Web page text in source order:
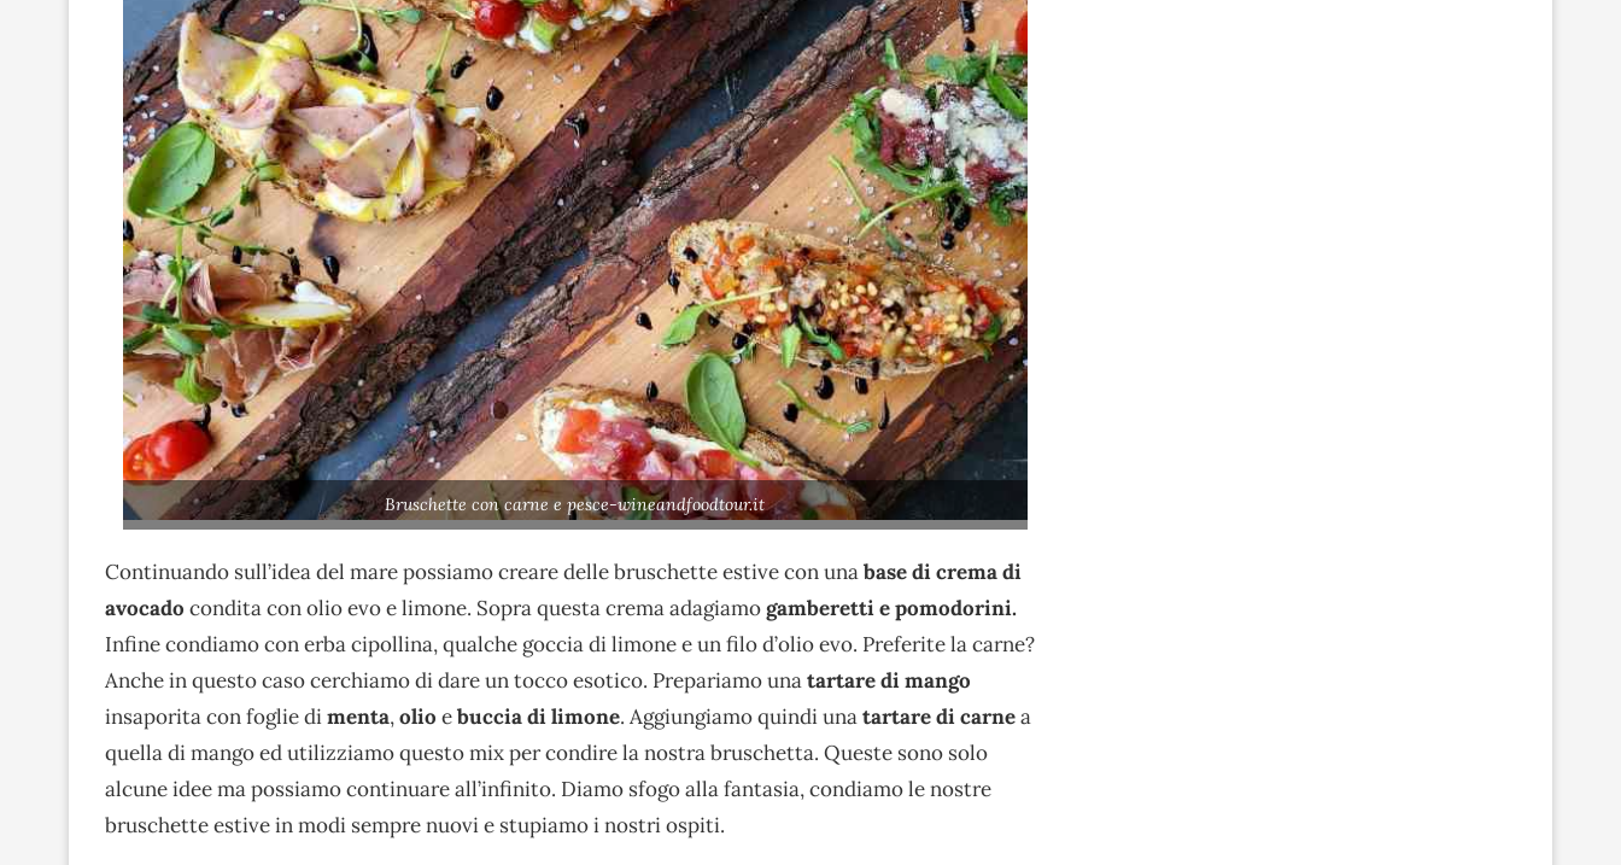
Bruschette con carne e pesce-wineandfoodtour.it
Continuando sull’idea del mare possiamo creare delle bruschette estive con unabase di crema di
avocado condita con olio evo e limone. Sopra questa crema adagiamogamberetti e pomodorini.
Infine condiamo con erba cipollina, qualche goccia di limone e un filo d’olio evo. Preferite la carne?
Anche in questo caso cerchiamo di dare un tocco esotico. Prepariamo unatartare di mango
insaporita con foglie dimenta,olio ebuccia di limone. Aggiungiamo quindi unatartare di carnea
quella di mango ed utilizziamo questo mix per condire la nostra bruschetta. Queste sono solo
alcune idee ma possiamo continuare all’infinito. Diamo sfogo alla fantasia, condiamo le nostre
bruschette estive in modi sempre nuovi e stupiamo i nostri ospiti.